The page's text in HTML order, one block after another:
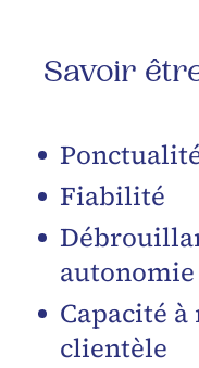
Savoir
Fiabilité
autonomie
Capacité
clientèle